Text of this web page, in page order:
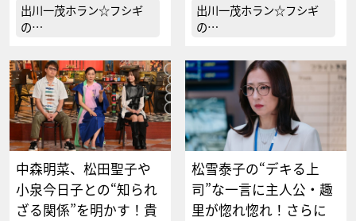
出川一茂ホラン☆フシギ
の…
出川一茂ホラン☆フシギ
の…
中森明菜、松田聖子や
小泉今日子との“知られ
ざる関係”を明かす！貴
松雪泰子の“デキる上
司”な一言に主人公・趣
里が惚れ惚れ！さらに